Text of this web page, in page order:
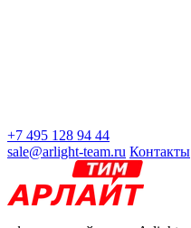
+7 495 128 94 44
sale@arlight-team.ru Контакты